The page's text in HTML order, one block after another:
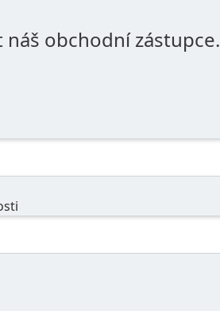
obchodní zástupce.